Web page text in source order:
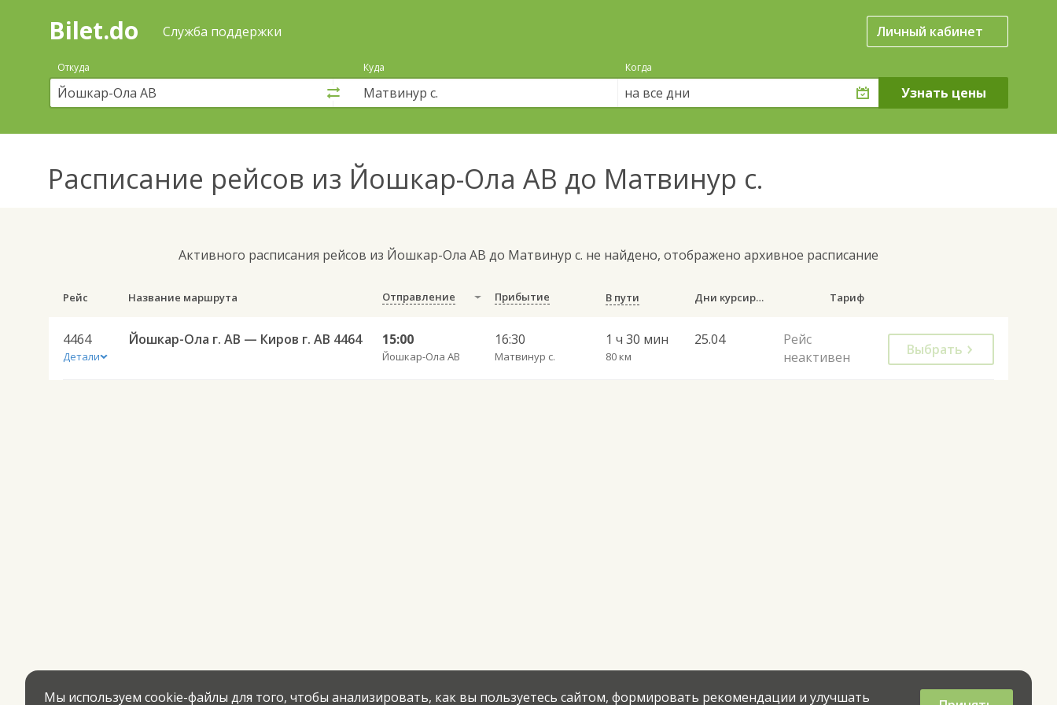
Поиск
покупка
билетов
автобус
онлайн
Bilet.do Служба поддержки Личный кабинет
Откуда Куда Когда
на все дни
Расписание рейсов из Йошкар-Ола АВ до Матвинур с.
Активного расписания рейсов из Йошкар-Ола АВ до Матвинур с. не найдено, отображено архивное расписание
Рейс Название маршрута Отправление Прибытие В пути Дни курсирования Тариф
4464
Детали
Йошкар-Ола г. АВ — Киров г. АВ 4464 15:00
Йошкар-Ола АВ
16:30
Матвинур с.
1 ч 30 мин
80 км
25.04
Рейс
неактивен
Выбрать
Мы используем cookie-файлы для того, чтобы анализировать, как вы пользуетесь сайтом, формировать рекомендации и улучшать